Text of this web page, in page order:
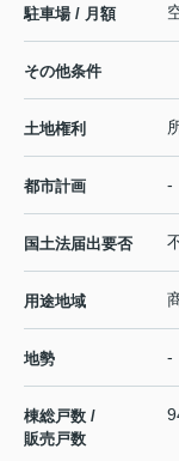
駐車場 / 月額
その他条件
土地権利
都市計画 -
国土法届出要否
用途地域
地勢 -
棟総戸数 /
販売戸数